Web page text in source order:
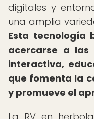
digitales y
una amplia
Esta tecnología
acercarse a
interactiva,
que fomenta la
y promueve el